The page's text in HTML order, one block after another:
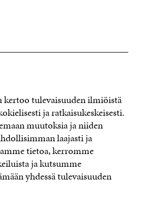
kertoo tulevaisuuden ilmiöistä
ja ratkaisukeskeisesti.
muutoksia ja niiden
laajasti ja
tietoa, kerromme
ja kutsumme
yhdessä tulevaisuuden